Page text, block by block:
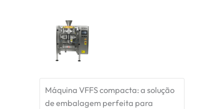
Máquina VFFS compacta: a solução
de embalagem perfeita para